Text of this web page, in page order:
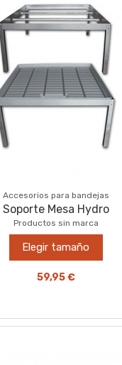
Accesorios para bandejas
Soporte Mesa Hydro
Productos sin marca
Elegir tamaño
59,95 €